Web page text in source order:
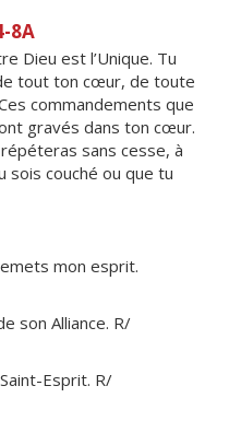
8A
Dieu est l’Unique. Tu
tout ton cœur, de toute
commandements que
gravés dans ton cœur.
sans cesse, à
sois couché ou que tu
mon esprit.
son Alliance. R/
Esprit. R/